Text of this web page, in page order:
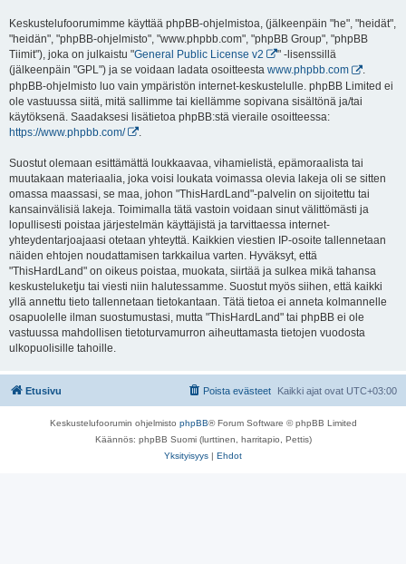
Keskustelufoorumimme käyttää phpBB-ohjelmistoa, (jälkeenpäin "he", "heidät",
"heidän", "phpBB-ohjelmisto", "www.phpbb.com", "phpBB Group", "phpBB
Tiimit"), joka on julkaistu "General Public License v2
" -lisenssillä
(jälkeenpäin "GPL") ja se voidaan ladata osoitteesta www.phpbb.com
.
phpBB-ohjelmisto luo vain ympäristön internet-keskustelulle. phpBB Limited ei
ole vastuussa siitä, mitä sallimme tai kiellämme sopivana sisältönä ja/tai
käytöksenä. Saadaksesi lisätietoa phpBB:stä vieraile osoitteessa:
https://www.phpbb.com/
Suostut olemaan esittämättä loukkaavaa, vihamielistä, epämoraalista tai
muutakaan materiaalia, joka voisi loukata voimassa olevia lakeja oli se sitten
omassa maassasi, se maa, johon "ThisHardLand"-palvelin on sijoitettu tai
kansainvälisiä lakeja. Toimimalla tätä vastoin voidaan sinut välittömästi ja
lopullisesti poistaa järjestelmän käyttäjistä ja tarvittaessa internet-
yhteydentarjoajaasi otetaan yhteyttä. Kaikkien viestien IP-osoite tallennetaan
näiden ehtojen noudattamisen tarkkailua varten. Hyväksyt, että
"ThisHardLand" on oikeus poistaa, muokata, siirtää ja sulkea mikä tahansa
keskusteluketju tai viesti niin halutessamme. Suostut myös siihen, että kaikki
yllä annettu tieto tallennetaan tietokantaan. Tätä tietoa ei anneta kolmannelle
osapuolelle ilman suostumustasi, mutta "ThisHardLand" tai phpBB ei ole
vastuussa mahdollisen tietoturvamurron aiheuttamasta tietojen vuodosta
ulkopuolisille tahoille.
Etusivu Kaikki ajat ovat UTC+03:00
Poista evästeet
Keskustelufoorumin ohjelmisto phpBB® Forum Software © phpBB Limited
Käännös: phpBB Suomi (lurttinen, harritapio, Pettis)
Yksityisyys | Ehdot